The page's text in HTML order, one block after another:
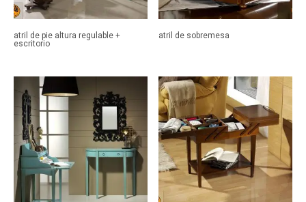
atril de pie altura regulable +
escritorio
atril de sobremesa